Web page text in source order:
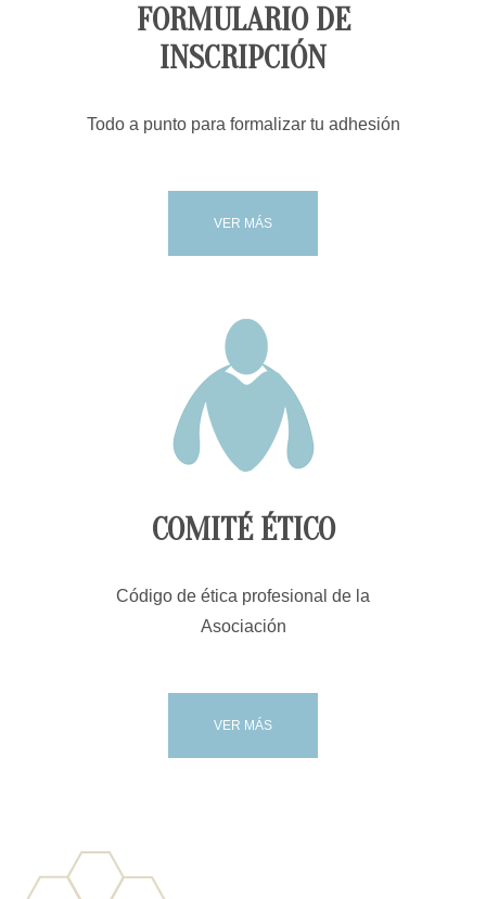
FORMULARIO DE
INSCRIPCIÓN
Todo a punto para formalizar tu adhesión
VER MÁS
COMITÉ ÉTICO
Código de ética profesional de la
Asociación
VER MÁS